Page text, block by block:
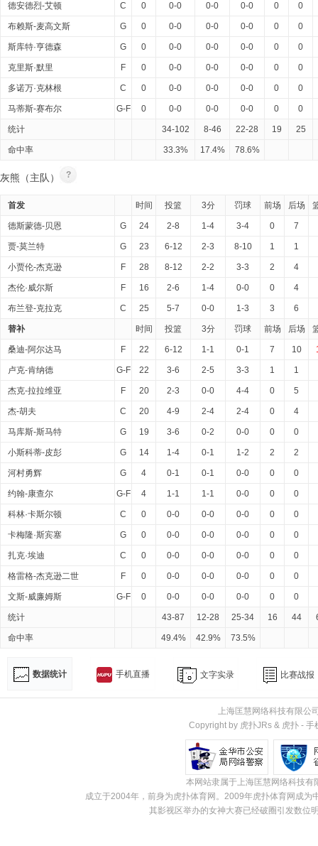
德安德烈-艾顿 C 0 0-0 0-0 0-0 0 0
布赖斯-麦高文斯 G 0 0-0 0-0 0-0 0 0
斯库特·亨德森 G 0 0-0 0-0 0-0 0 0
克里斯·默里 F 0 0-0 0-0 0-0 0 0
多诺万·克林根 C 0 0-0 0-0 0-0 0 0
马蒂斯-赛布尔 G-F 0 0-0 0-0 0-0 0 0
统计 34-102 8-46 22-28 19 25
命中率 33.3% 17.4% 78.6%
灰熊（主队） ?
首发 时间 投篮 3分 罚球 前场 后场
德斯蒙德-贝恩 G 24 2-8 1-4 3-4 0 7
贾-莫兰特 G 23 6-12 2-3 8-10 1 1
小贾伦-杰克逊 F 28 8-12 2-2 3-3 2 4
杰伦·威尔斯 F 16 2-6 1-4 0-0 0 4
布兰登-克拉克 C 25 5-7 0-0 1-3 3 6
替补 时间 投篮 3分 罚球 前场 后场
桑迪-阿尔达马 F 22 6-12 1-1 0-1 7 10
卢克-肯纳德 G-F 22 3-6 2-5 3-3 1 1
杰克-拉拉维亚 F 20 2-3 0-0 4-4 0 5
杰-胡夫 C 20 4-9 2-4 2-4 0 4
马库斯-斯马特 G 19 3-6 0-2 0-0 0 0
小斯科蒂-皮彭 G 14 1-4 0-1 1-2 2 2
河村勇辉 G 4 0-1 0-1 0-0 0 0
约翰-康查尔 G-F 4 1-1 1-1 0-0 0 0
科林·卡斯尔顿 C 0 0-0 0-0 0-0 0 0
卡梅隆·斯宾塞 G 0 0-0 0-0 0-0 0 0
扎克·埃迪 C 0 0-0 0-0 0-0 0 0
格雷格-杰克逊二世 F 0 0-0 0-0 0-0 0 0
文斯-威廉姆斯 G-F 0 0-0 0-0 0-0 0 0
统计 43-87 12-28 25-34 16 44
命中率 49.4% 42.9% 73.5%
数据统计 手机直播 文字实录 比赛战报
上海匡慧网络科技有限公
Copyright by 虎扑JRs & 虎扑 - 手
本网站隶属于上海匡慧网络科技
成立于2004年，前身为虎扑体育网。2009年虎扑体育网成
其影视区举办的女神大赛已经破圈引发数位